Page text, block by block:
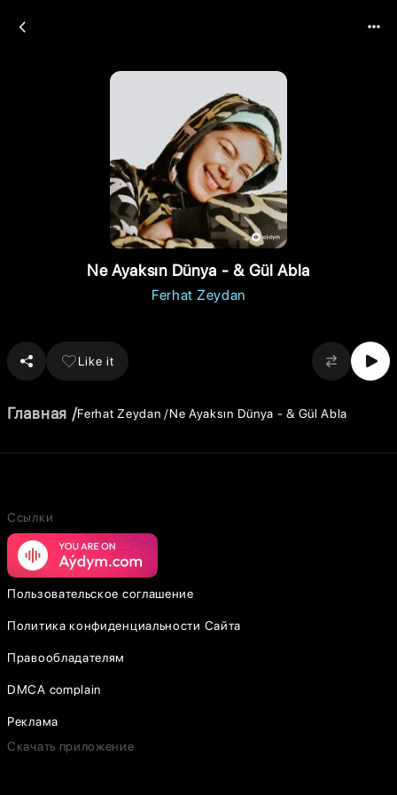
Ne Ayaksın Dünya - & Gül Abla
Ferhat Zeydan
Like it
Главная Ferhat Zeydan Ne Ayaksın Dünya - & Gül Abla
Ссылки
Пользовательское соглашение
Политика конфиденциальности Сайта
Правообладателям
DMCA complain
Реклама
Скачать приложение